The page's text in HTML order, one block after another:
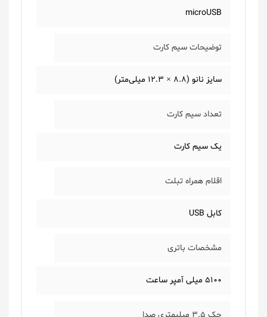
microUSB
توضیحات سیم کارت
سایز نانو (۸.۸ × ۱۲.۳ میلی‌متر)
تعداد سیم کارت
یک سیم کارت
اقلام همراه تبلت
کابل USB
مشخصات باتری
۵۱۰۰ میلی آمپر ساعت